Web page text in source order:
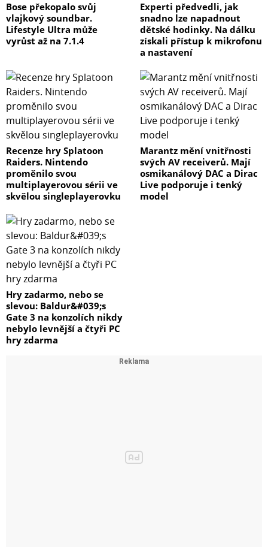
Bose překopalo svůj
vlajkový soundbar.
Lifestyle Ultra může
vyrůst až na 7.1.4
Experti předvedli, jak
snadno lze napadnout
dětské hodinky. Na dálku
získali přístup k mikrofonu
a nastavení
Recenze hry Splatoon
Raiders. Nintendo
proměnilo svou
multiplayerovou sérii ve
skvělou singleplayerovku
Marantz mění vnitřnosti
svých AV receiverů. Mají
osmikanálový DAC a Dirac
Live podporuje i tenký
model
Hry zadarmo, nebo se
slevou: Baldur&#039;s
Gate 3 na konzolích nikdy
nebylo levnější a čtyři PC
hry zdarma